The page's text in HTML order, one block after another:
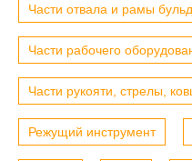
Части отвала и рамы
Части рабочего
Части рукояти, стрелы,
Режущий инструмент